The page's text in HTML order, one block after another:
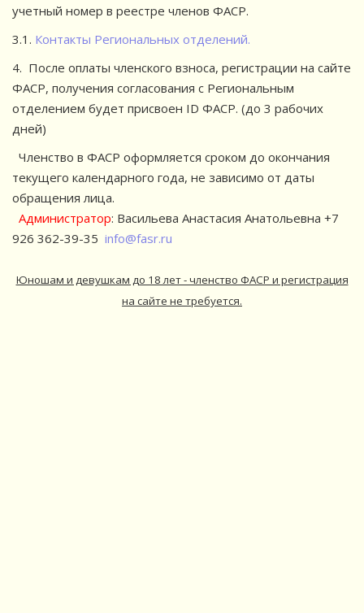
учетный номер в реестре членов ФАСР.
3.1. Контакты Региональных отделений.
4. После оплаты членского взноса, регистрации на сайте
ФАСР, получения согласования с Региональным
отделением будет присвоен ID ФАСР. (до 3 рабочих
дней)
Членство в ФАСР оформляется сроком до окончания
текущего календарного года, не зависимо от даты
обращения лица.
Администратор: Васильева Анастасия Анатольевна +7
926 362-39-35 info@fasr.ru
Юношам и девушкам до 18 лет - членство ФАСР и регистрация
на сайте не требуется.